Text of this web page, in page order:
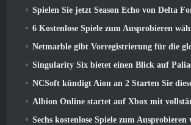
Spielen Sie jetzt Season Echo von Delta
6 Kostenlose Spiele zum Ausprobieren während des
Netmarble gibt Vorregistrierung für die globale Version des Sci-Fi-MMORPG
Singularity Six bietet einen Blick auf Palias nächstes großes
NCSoft kündigt Aion an 2 Starten Sie dieses Jahr
Albion Online startet auf Xbox mit vollständiger
Sechs kostenlose Spiele zum Ausprobieren während des